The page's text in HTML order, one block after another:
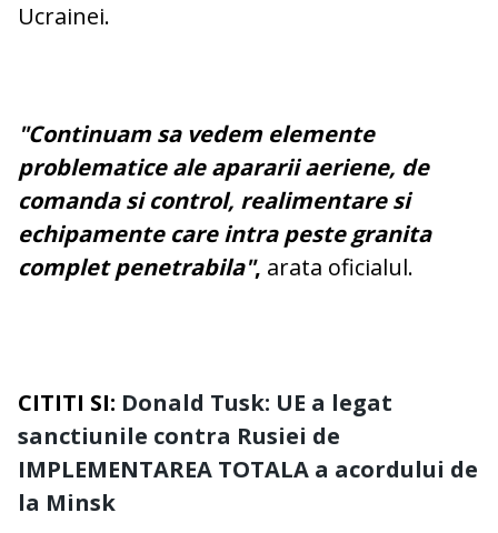
Ucrainei.
"Continuam sa vedem elemente
problematice ale apararii aeriene, de
comanda si control, realimentare si
echipamente care intra peste granita
complet penetrabila", arata oficialul.
CITITI SI: Donald Tusk: UE a legat
sanctiunile contra Rusiei de
IMPLEMENTAREA TOTALA a acordului de
la Minsk